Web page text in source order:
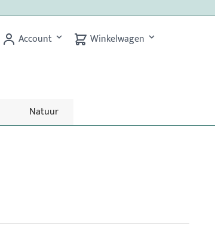
Account Winkelwagen
Natuur